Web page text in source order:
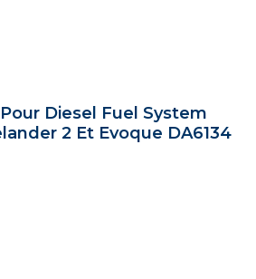
Diesel Fuel System
2 Et Evoque DA6134